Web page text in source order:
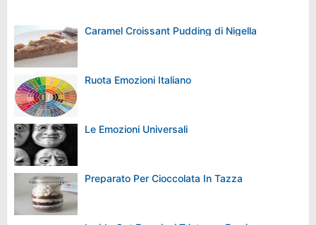
Caramel Croissant Pudding di Nigella
Ruota Emozioni Italiano
Le Emozioni Universali
Preparato Per Cioccolata In Tazza